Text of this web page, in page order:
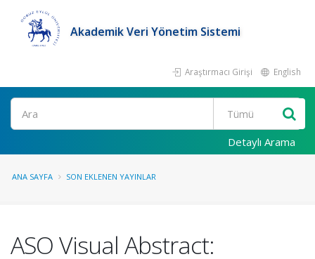
Akademik Veri Yönetim Sistemi
Araştırmacı Girişi English
Ara
Detaylı Arama
ANA SAYFA SON EKLENEN YAYINLAR
ASO Visual Abstract: